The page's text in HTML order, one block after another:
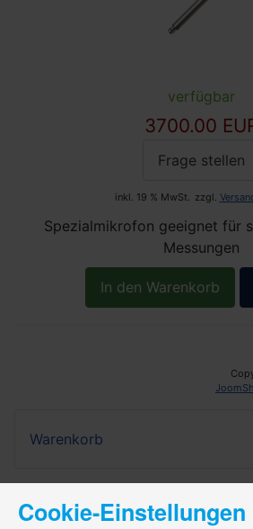
verfügbar
3700.00
Frage stellen
inkl. 19 % MwSt. zzgl.
Spezialmikrofon geeignet für
Messungen
In den Warenkorb
Warenkorb
Cookie-Einstellungen